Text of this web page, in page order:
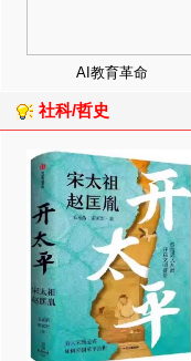
AI教育革命
社科/哲史